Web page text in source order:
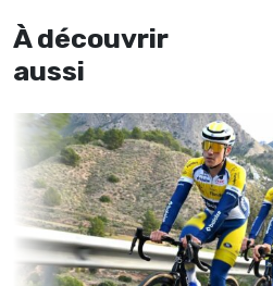
À découvrir
aussi